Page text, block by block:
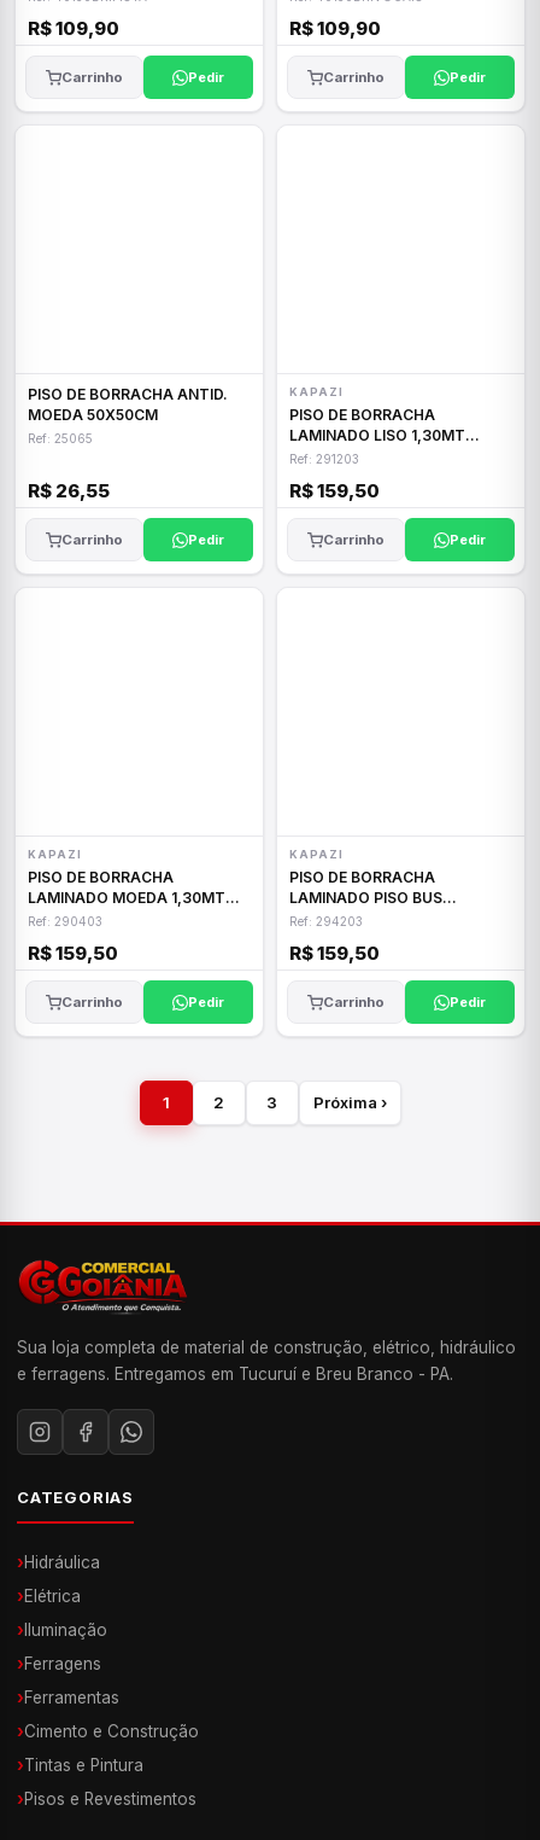
R$ 109,90
Carrinho Pedir
R$ 109,90
Carrinho Pedir
PISO DE BORRACHA ANTID.
MOEDA 50X50CM
Ref: 25065
R$ 26,55
Carrinho Pedir
KAPAZI
PISO DE BORRACHA
LAMINADO LISO 1,30MT
(2MM)
Ref: 291203
R$ 159,50
Carrinho Pedir
KAPAZI
PISO DE BORRACHA
LAMINADO MOEDA 1,30MT
(2MM)
Ref: 290403
R$ 159,50
Carrinho Pedir
KAPAZI
PISO DE BORRACHA
LAMINADO PISO BUS
1,30MT(2,0MM)
Ref: 294203
R$ 159,50
Carrinho Pedir
1 2 3 Próxima ›
Sua loja completa de material de construção, elétrico, hidráulico
e ferragens. Entregamos em Tucuruí e Breu Branco - PA.
CATEGORIAS
›Hidráulica
›Elétrica
› Iluminação
›Ferragens
›Ferramentas
›Cimento e Construção
›Tintas e Pintura
›Pisos e Revestimentos